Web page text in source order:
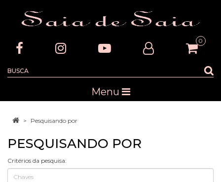
0
Menu
Pesquisando por
PESQUISANDO POR
Critérios da pesquisa: